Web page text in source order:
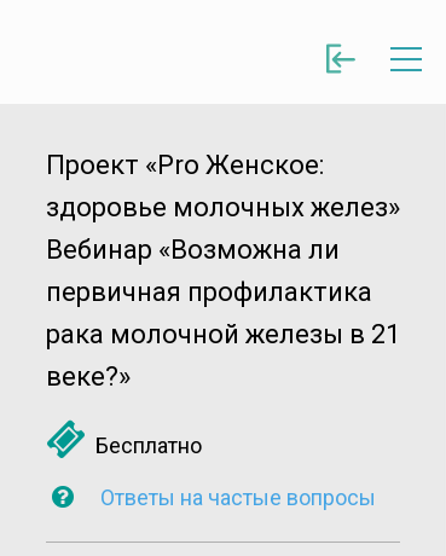
Проект «Pro Женское:
здоровье молочных желез»
Вебинар «Возможна ли
первичная профилактика
рака молочной железы в 21
веке?»
Бесплатно
Ответы на частые вопросы